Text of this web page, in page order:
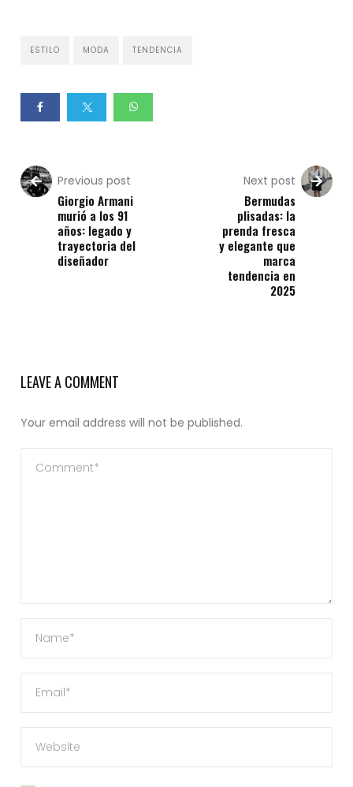
ESTILO MODA TENDENCIA
Previous post
Giorgio Armani
murió a los 91
años: legado y
trayectoria del
diseñador
Next post
Bermudas
plisadas: la
prenda fresca
y elegante que
marca
tendencia en
2025
LEAVE A COMMENT
Your email address will not be published.